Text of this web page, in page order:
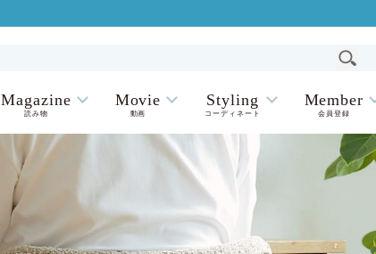
Magazine
読み物
Movie
動画
Styling
コーディネート
Member
会員登録